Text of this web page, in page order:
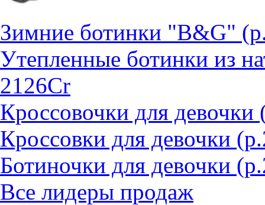
Зимние ботинки "B&G"
Утепленные ботинки из
2126Cr
Кроссовочки для
Кроссовки для девочки
Ботиночки для девочки
Все лидеры продаж